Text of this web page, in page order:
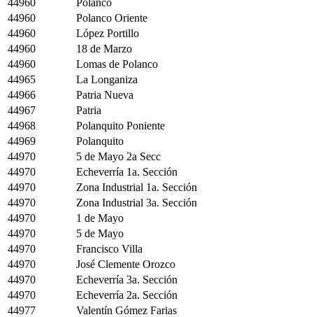
44960
Polanco Oriente
44960
López Portillo
44960
18 de Marzo
44960
Lomas de Polanco
44965
La Longaniza
44966
Patria Nueva
44967
Patria
44968
Polanquito Poniente
44969
Polanquito
44970
5 de Mayo 2a Secc
44970
Echeverría 1a. Sección
44970
Zona Industrial 1a. Sección
44970
Zona Industrial 3a. Sección
44970
1 de Mayo
44970
5 de Mayo
44970
Francisco Villa
44970
José Clemente Orozco
44970
Echeverría 3a. Sección
44970
Echeverría 2a. Sección
44977
Valentín Gómez Farias